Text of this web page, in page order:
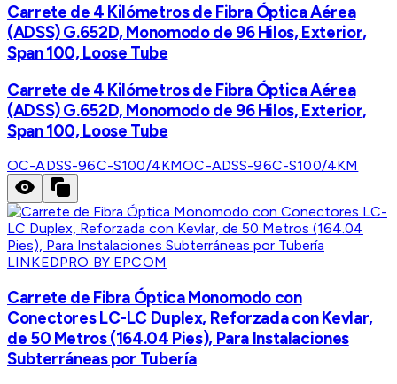
Carrete de 4 Kilómetros de Fibra Óptica Aérea
(ADSS) G.652D, Monomodo de 96 Hilos, Exterior,
Span 100, Loose Tube
Carrete de 4 Kilómetros de Fibra Óptica Aérea
(ADSS) G.652D, Monomodo de 96 Hilos, Exterior,
Span 100, Loose Tube
OC-ADSS-96C-S100/4KMOC-ADSS-96C-S100/4KM
LINKEDPRO BY EPCOM
Carrete de Fibra Óptica Monomodo con
Conectores LC-LC Duplex, Reforzada con Kevlar,
de 50 Metros (164.04 Pies), Para Instalaciones
Subterráneas por Tubería